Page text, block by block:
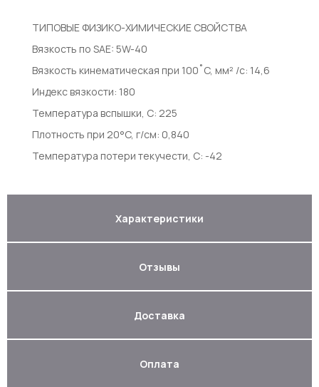
ТИПОВЫЕ ФИЗИКО-ХИМИЧЕСКИЕ СВОЙСТВА
Вязкость по SAE: 5W-40
Вязкость кинематическая при 100˚C, мм² /с: 14,6
Индекс вязкости: 180
Температура вспышки, С: 225
Плотность при 20°C, г/см: 0,840
Температура потери текучести, С: -42
Характеристики
Отзывы
Доставка
Оплата